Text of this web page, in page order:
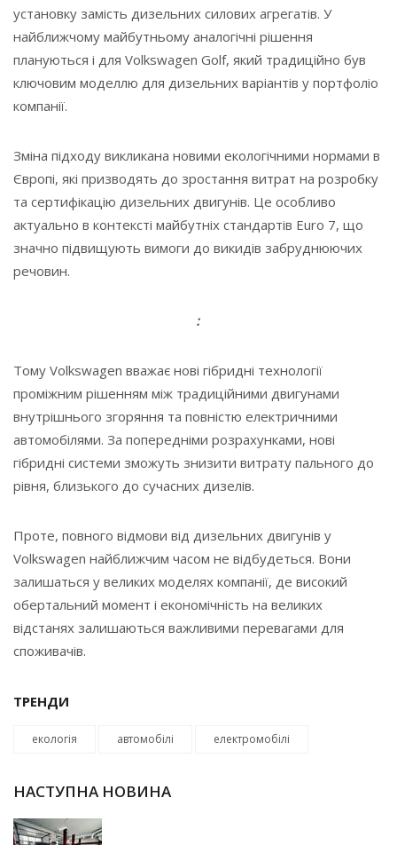
установку замість дизельних силових агрегатів. У
найближчому майбутньому аналогічні рішення
плануються і для Volkswagen Golf, який традиційно був
ключовим моделлю для дизельних варіантів у портфоліо
компанії.
Зміна підходу викликана новими екологічними нормами в
Європі, які призводять до зростання витрат на розробку
та сертифікацію дизельних двигунів. Це особливо
актуально в контексті майбутніх стандартів Euro 7, що
значно підвищують вимоги до викидів забруднюючих
речовин.
:
Тому Volkswagen вважає нові гібридні технології
проміжним рішенням між традиційними двигунами
внутрішнього згоряння та повністю електричними
автомобілями. За попередніми розрахунками, нові
гібридні системи зможуть знизити витрату пального до
рівня, близького до сучасних дизелів.
Проте, повного відмови від дизельних двигунів у
Volkswagen найближчим часом не відбудеться. Вони
залишаться у великих моделях компанії, де високий
обертальний момент і економічність на великих
відстанях залишаються важливими перевагами для
споживачів.
ТРЕНДИ
екологія автомобілі електромобілі
НАСТУПНА НОВИНА